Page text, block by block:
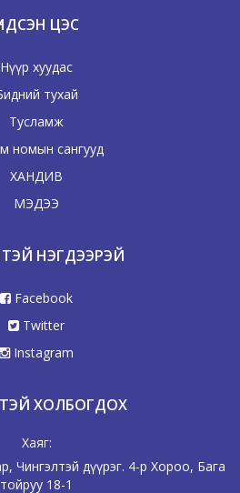
ЦЭС
Нүүр хуудас
тухай
Тусламж
номын сангууд
ХАНДИВ
МЭДЭЭ
НЭГДЭЭРЭЙ
Facebook
Twitter
Instagram
ХОЛБОГДОХ
Хаяг:
Чингэлтэй дүүрэг. 4-р Хороо, Бага
тойруу 18-1